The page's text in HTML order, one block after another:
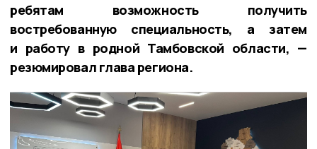
ребятам возможность получить
востребованную специальность, а затем
и работу в родной Тамбовской области, —
резюмировал глава региона.